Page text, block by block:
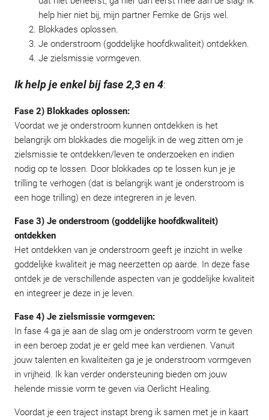
help hier niet bij, mijn partner Femke de Grijs wel.
Blokkades oplossen.
Je onderstroom (goddelijke hoofdkwaliteit) ontdekken.
Je zielsmissie vormgeven.
Ik help je enkel bij fase 2,3 en 4:
Fase 2) Blokkades oplossen:
Voordat we je onderstroom kunnen ontdekken is het
belangrijk om blokkades die mogelijk in de weg zitten om je
zielsmissie te ontdekken/leven te onderzoeken en indien
nodig op te lossen. Door blokkades op te lossen kun je je
trilling te verhogen (dat is belangrijk want je onderstroom is
een hoge trilling) en deze integreren in je leven.
Fase 3) Je onderstroom (goddelijke hoofdkwaliteit)
ontdekken
Het ontdekken van je onderstroom geeft je inzicht in welke
goddelijke kwaliteit je mag neerzetten op aarde. In deze fase
ontdek je de verschillende aspecten van je goddelijke kwaliteit
en integreer je deze in je leven.
Fase 4) Je zielsmissie vormgeven:
In fase 4 ga je aan de slag om je onderstroom vorm te geven
in een beroep zodat je er geld mee kan verdienen. Vanuit
jouw talenten en kwaliteiten ga je je onderstroom vormgeven
in vrijheid. Ik kan verder ondersteuning bieden om jouw
helende missie vorm te geven via Oerlicht Healing.
Voordat je een traject instapt breng ik samen met je in kaart